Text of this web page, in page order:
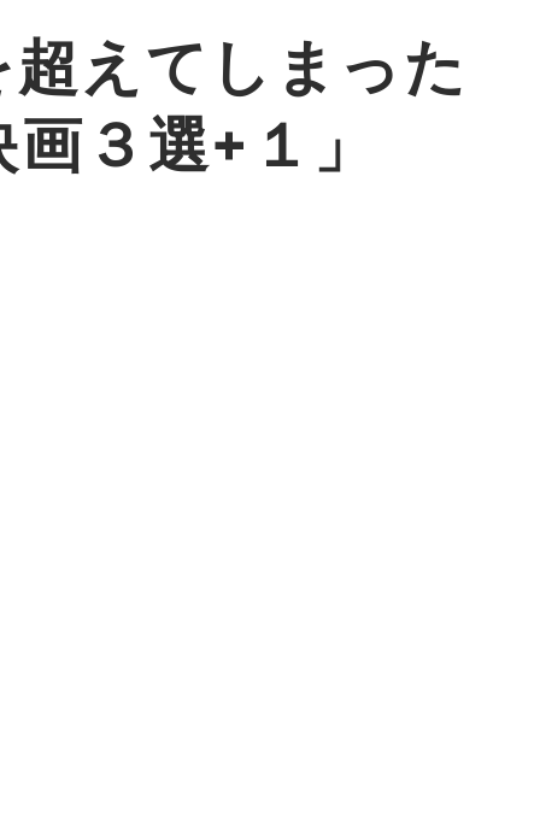
えてしまった
３選+１」